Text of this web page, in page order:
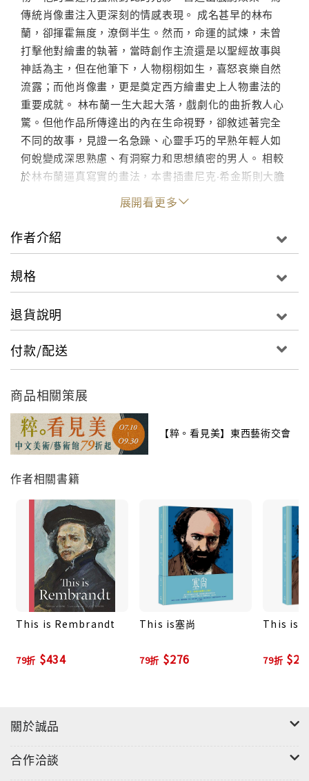
傳統肖像畫注入更深刻的情感表現。 成名甚早的林布
蘭，卻揮霍無度，潦倒半生。然而，命運的試煉，未曾
打擊他對繪畫的執著，當時創作主流還是以聖經故事與
神話為主，但在他筆下，人物栩栩如生，喜怒哀樂自然
流露；而他肖像畫，更是奠定西方繪畫史上人物畫法的
重要成就。 林布蘭一生大起大落，戲劇化的曲折教人心
驚。但他作品所傳達出的內在生命視野，卻敘述著完全
不同的故事，見證一名急躁、心靈手巧的早熟年輕人如
何蛻變成深思熟慮、有洞察力和思想縝密的男人。 相較
於林布蘭逼真寫實的畫法，本書插畫尼克‧希金斯則大膽
採用較粗糙的筆觸、豐富的色彩來反映林布蘭的不羈，
反差效果更彰顯林布蘭的獨特！
展開看更多
作者介紹
規格
退貨說明
付款/配送
商品相關策展
【粹。看見美】東西藝術交會
作者相關書籍
This is Rembrandt
79折 $434
This is塞尚
79折 $276
This is
79折
關於誠品
合作洽談